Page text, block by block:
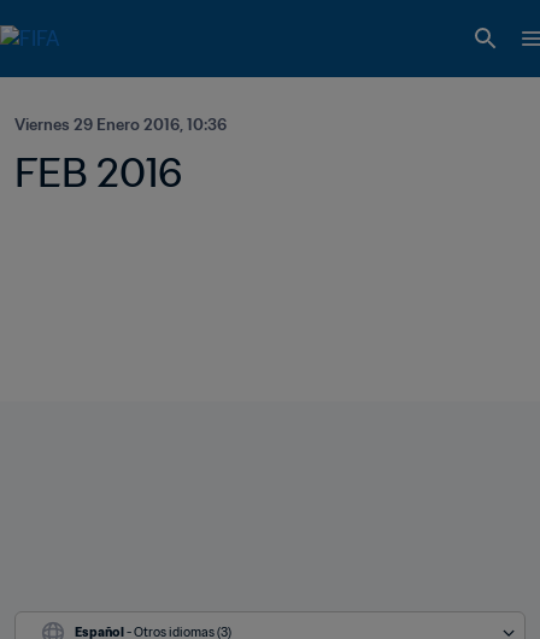
Viernes 29 Enero 2016, 10:36
FEB 2016
Español - Otros idiomas (3)